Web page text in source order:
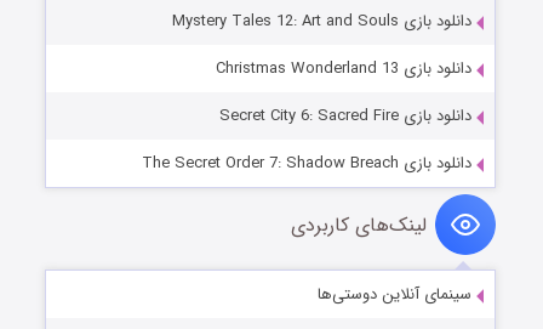
دانلود بازی Mystery Tales 12: Art and Souls
دانلود بازی Christmas Wonderland 13
دانلود بازی Secret City 6: Sacred Fire
دانلود بازی The Secret Order 7: Shadow Breach
لینک‌های کاربردی
سینمای آنلاین دوستی‌ها